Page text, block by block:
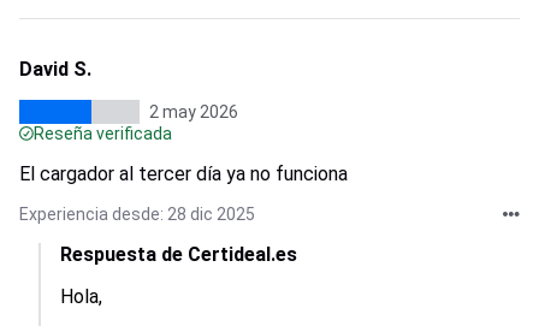
David S.
2 may 2026
Reseña verificada
El cargador al tercer día ya no funciona
Experiencia desde: 28 dic 2025
Respuesta de Certideal.es
Hola,